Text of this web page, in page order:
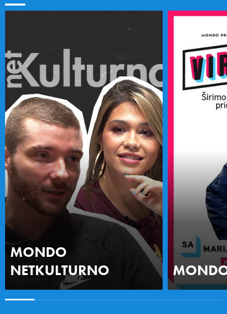
MONDO
NETKULTURNO